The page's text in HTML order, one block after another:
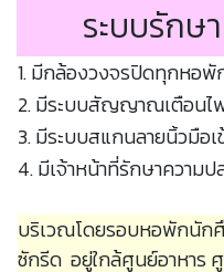
ระบบรักษ
1. มีกล้องวงจรปิดทุกหอพั
2. มีระบบสัญญาณเตือนไ
3. มีระบบสแกนลายนิ้วมื
4. มีเจ้าหน้าที่รักษาควา
บริเวณโดยรอบหอพักนัก
ซักรีด อยู่ใกล้ศูนย์อาหาร